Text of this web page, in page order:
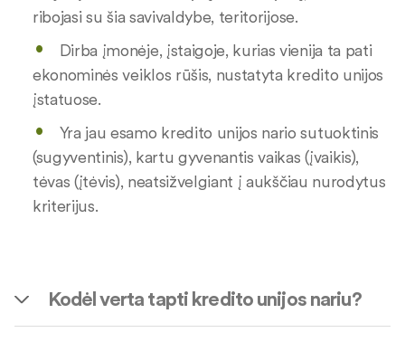
ribojasi su šia savivaldybe, teritorijose.
Dirba įmonėje, įstaigoje, kurias vienija ta pati
ekonominės veiklos rūšis, nustatyta kredito unijos
įstatuose.
Yra jau esamo kredito unijos nario sutuoktinis
(sugyventinis), kartu gyvenantis vaikas (įvaikis),
tėvas (įtėvis), neatsižvelgiant į aukščiau nurodytus
kriterijus.
Kodėl verta tapti kredito unijos nariu?